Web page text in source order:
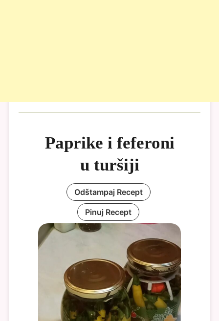
Paprike i feferoni
u turšiji
Odštampaj Recept
Pinuj Recept